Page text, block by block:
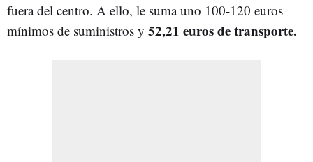
fuera del centro. A ello, le suma uno 100-120 euros
mínimos de suministros y 52,21 euros de transporte.